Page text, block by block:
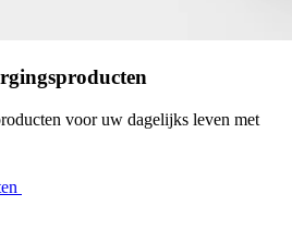
voor uw dagelijks leven met